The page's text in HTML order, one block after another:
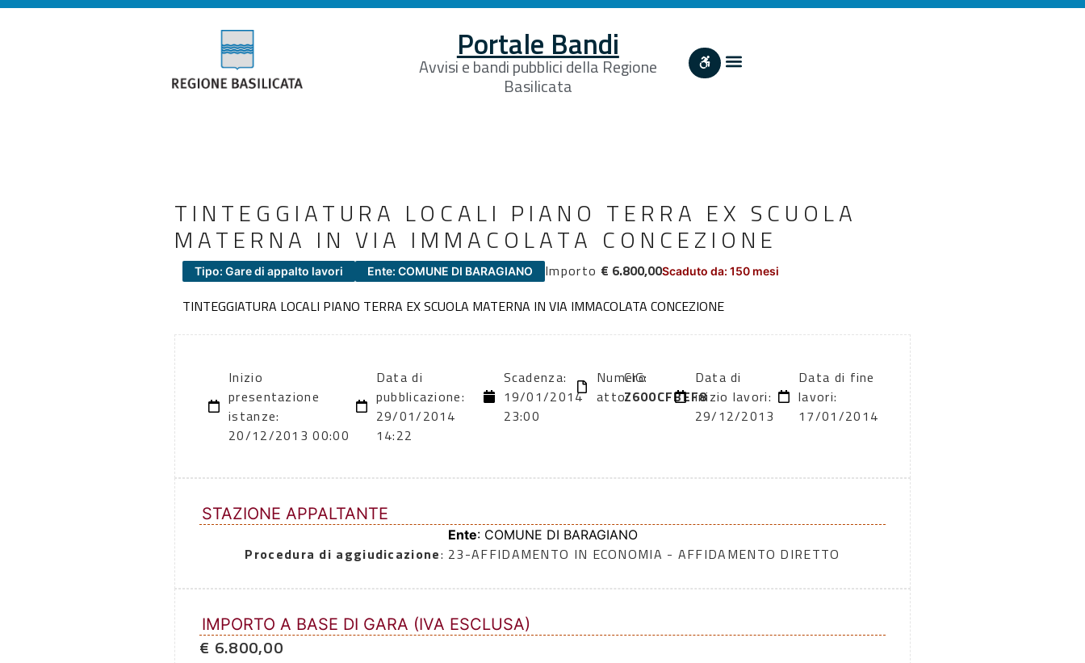
Portale Bandi
Avvisi e bandi pubblici della Regione
Basilicata
TINTEGGIATURA LOCALI PIANO TERRA EX SCUOLA
MATERNA IN VIA IMMACOLATA CONCEZIONE
Tipo: Gare di appalto lavori Ente: COMUNE DI BARAGIANO Importo € 6.800,00Scaduto da: 150 mesi
TINTEGGIATURA LOCALI PIANO TERRA EX SCUOLA MATERNA IN VIA IMMACOLATA CONCEZIONE
Inizio
presentazione
istanze:
20/12/2013 00:00
Data di
pubblicazione:
29/01/2014
14:22
Scadenza:
19/01/2014
23:00
Numero
atto:
CIG:
Z600CFBEF8
Data di
inizio lavori:
29/12/2013
Data di fine
lavori:
17/01/2014
STAZIONE APPALTANTE
Ente: COMUNE DI BARAGIANO
Procedura di aggiudicazione: 23-AFFIDAMENTO IN ECONOMIA - AFFIDAMENTO DIRETTO
IMPORTO A BASE DI GARA (IVA ESCLUSA)
€ 6.800,00